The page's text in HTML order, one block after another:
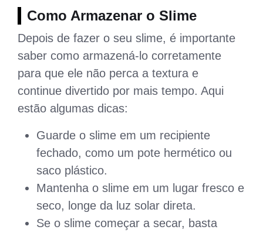
Como Armazenar o Slime
Depois de fazer o seu slime, é importante
saber como armazená-lo corretamente
para que ele não perca a textura e
continue divertido por mais tempo. Aqui
estão algumas dicas:
Guarde o slime em um recipiente
fechado, como um pote hermético ou
saco plástico.
Mantenha o slime em um lugar fresco e
seco, longe da luz solar direta.
Se o slime começar a secar, basta